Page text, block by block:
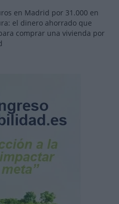
en Madrid por 31.000 en
el dinero ahorrado que
comprar una vivienda por